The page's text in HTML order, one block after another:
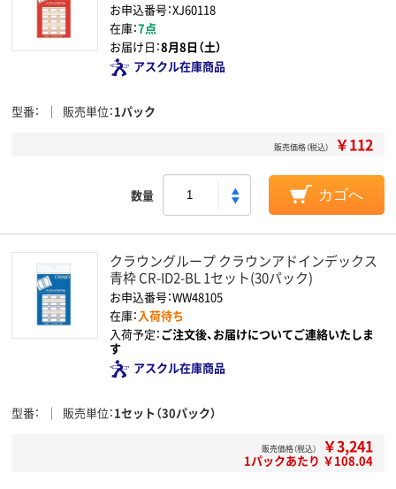
お申込番号：XJ60118
在庫：7点
お届け日：8月8日（土）
アスクル在庫商品
型番 販売単位 1パック
販売価格（税込） ￥112
数量 カゴへ
クラウングループ クラウンアドインデックス
青枠 CR-ID2-BL 1セット(30パック)
お申込番号：WW48105
在庫：入荷待ち
入荷予定：ご注文後、お届けについてご連絡いたしま
す
アスクル在庫商品
型番 販売単位 1セット（30パック）
販売価格（税込） ￥3,241
1パックあたり ￥108.04